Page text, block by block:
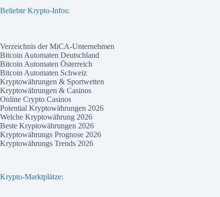
Beliebte Krypto-Infos:
Verzeichnis der MiCA-Unternehmen
Bitcoin Automaten Deutschland
Bitcoin Automaten Österreich
Bitcoin Automaten Schweiz
Kryptowährungen & Sportwetten
Kryptowährungen & Casinos
Online Crypto Casinos
Potential Kryptowährungen 2026
Welche Kryptowährung 2026
Beste Kryptowährungen 2026
Kryptowährungs Prognose 2026
Kryptowährungs Trends 2026
Krypto-Marktplätze: